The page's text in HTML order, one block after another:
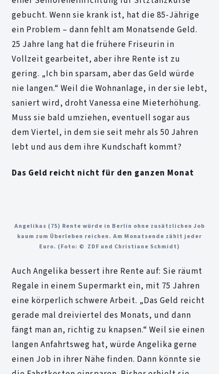
gebucht. Wenn sie krank ist, hat die 85-Jährige
ein Problem – dann fehlt am Monatsende Geld.
25 Jahre lang hat die frühere Friseurin in
Vollzeit gearbeitet, aber ihre Rente ist zu
gering. „Ich bin sparsam, aber das Geld würde
nie langen.“ Weil die Wohnanlage, in der sie lebt,
saniert wird, droht Vanessa eine Mieterhöhung.
Muss sie bald umziehen, eventuell sogar aus
dem Viertel, in dem sie seit mehr als 50 Jahren
lebt und aus dem ihre Kundschaft kommt?
Das Geld reicht nicht für den ganzen Monat
Angelikas (75) Rente würde in Berlin ohne zusätzlichen Job
kaum zum Überleben reichen. Am Monatsende zählt jeder
Euro. (Foto: © ZDF und Christiane Schmidt)
Auch Angelika bessert ihre Rente auf: Sie räumt
Regale in einem Supermarkt ein, mit 75 Jahren
eine körperlich schwere Arbeit. „Das Geld reicht
gerade mal dreiviertel des Monats, und dann
fängt man an, richtig zu knapsen.“ Weil sie einen
langen Anfahrtsweg hat, würde Angelika gerne
einen Job in ihrer Nähe finden. Dann könnte sie